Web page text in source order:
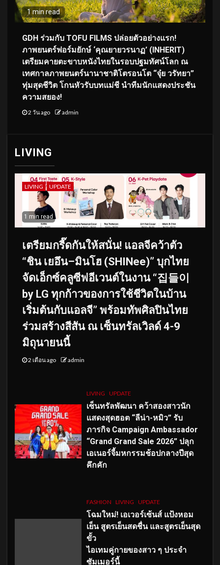
1 min read
GDH ร่วมกับ TOFU FILMS ปล่อยตัวอย่างแรก!
ภาพยนตร์ฟอร์มยักษ์ ‘คุณยายวรนาฏ’ (INHERIT)
เตรียมคายตะขาบหนังไทยในรอบปฐมทัศน์โลก ณ
เทศกาลภาพยนตร์นานาชาติโตรอนโต “จุ๋ย วรัทยา”
ทุ่มสุดชีวิต โกนหัวรับบทแม่ชี นำทีมนักแสดงประชัน
ความสยอง!
2 วัน ago admin
LIVING
LIVING UPDATE
1 min read
เตรียมกรี๊ดกันให้สนั่น! แอลจีคว้าตัว
“ชิน เยอึน–มินโฮ (SHINee)” บุกไทย
จัดเอ็กซ์คลูซีฟอีเวนต์ในงาน “집들이
by LG ทุกก้าวของการใช้ชีวิตในบ้าน
เริ่มต้นกับแอลจี” พร้อมทัพศิลปินไทย
ร่วมสร้างสีสัน ณ เซ็นทรัลเวิลด์ 4-9
มิถุนายนนี้
2 เดือน ago admin
LIVING UPDATE
เซ็นทรัลพัฒนา คว้าสองสาวนัก
แสดงสุดฮอต “ลีน่า-หมิว” รับ
ภารกิจ Campaign Ambassador
“Grand Grand Sale 2026” ปลุก
เอเนอร์จี้มหกรรมช้อปกลางปีสุด
คึกคัก
FASHION LIVING UPDATE
โฉมใหม่! เอเวอร์เซ้นส์ แป้งหอม
เย็น สูตรเย็นสดชื่น และสูตรเย็นสุด
ขั้ว
ไอเทมคู่กายของสาว ๆ ประจำ
ซัมเมอร์นี้